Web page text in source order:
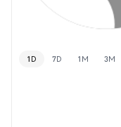
1D 7D 1M 3M